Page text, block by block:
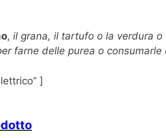
, il grana, il tartufo o la verdura o
farne delle purea o consumarle
]